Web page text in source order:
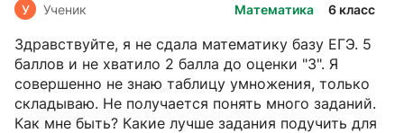
Математика 6 класс
У Ученик
Здравствуйте, я не сдала математику базу ЕГЭ. 5
баллов и не хватило 2 балла до оценки "3". Я
совершенно не знаю таблицу умножения, только
складываю. Не получается понять много заданий.
Как мне быть? Какие лучше задания подучить для